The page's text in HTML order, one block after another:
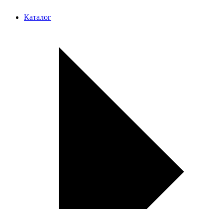
Каталог